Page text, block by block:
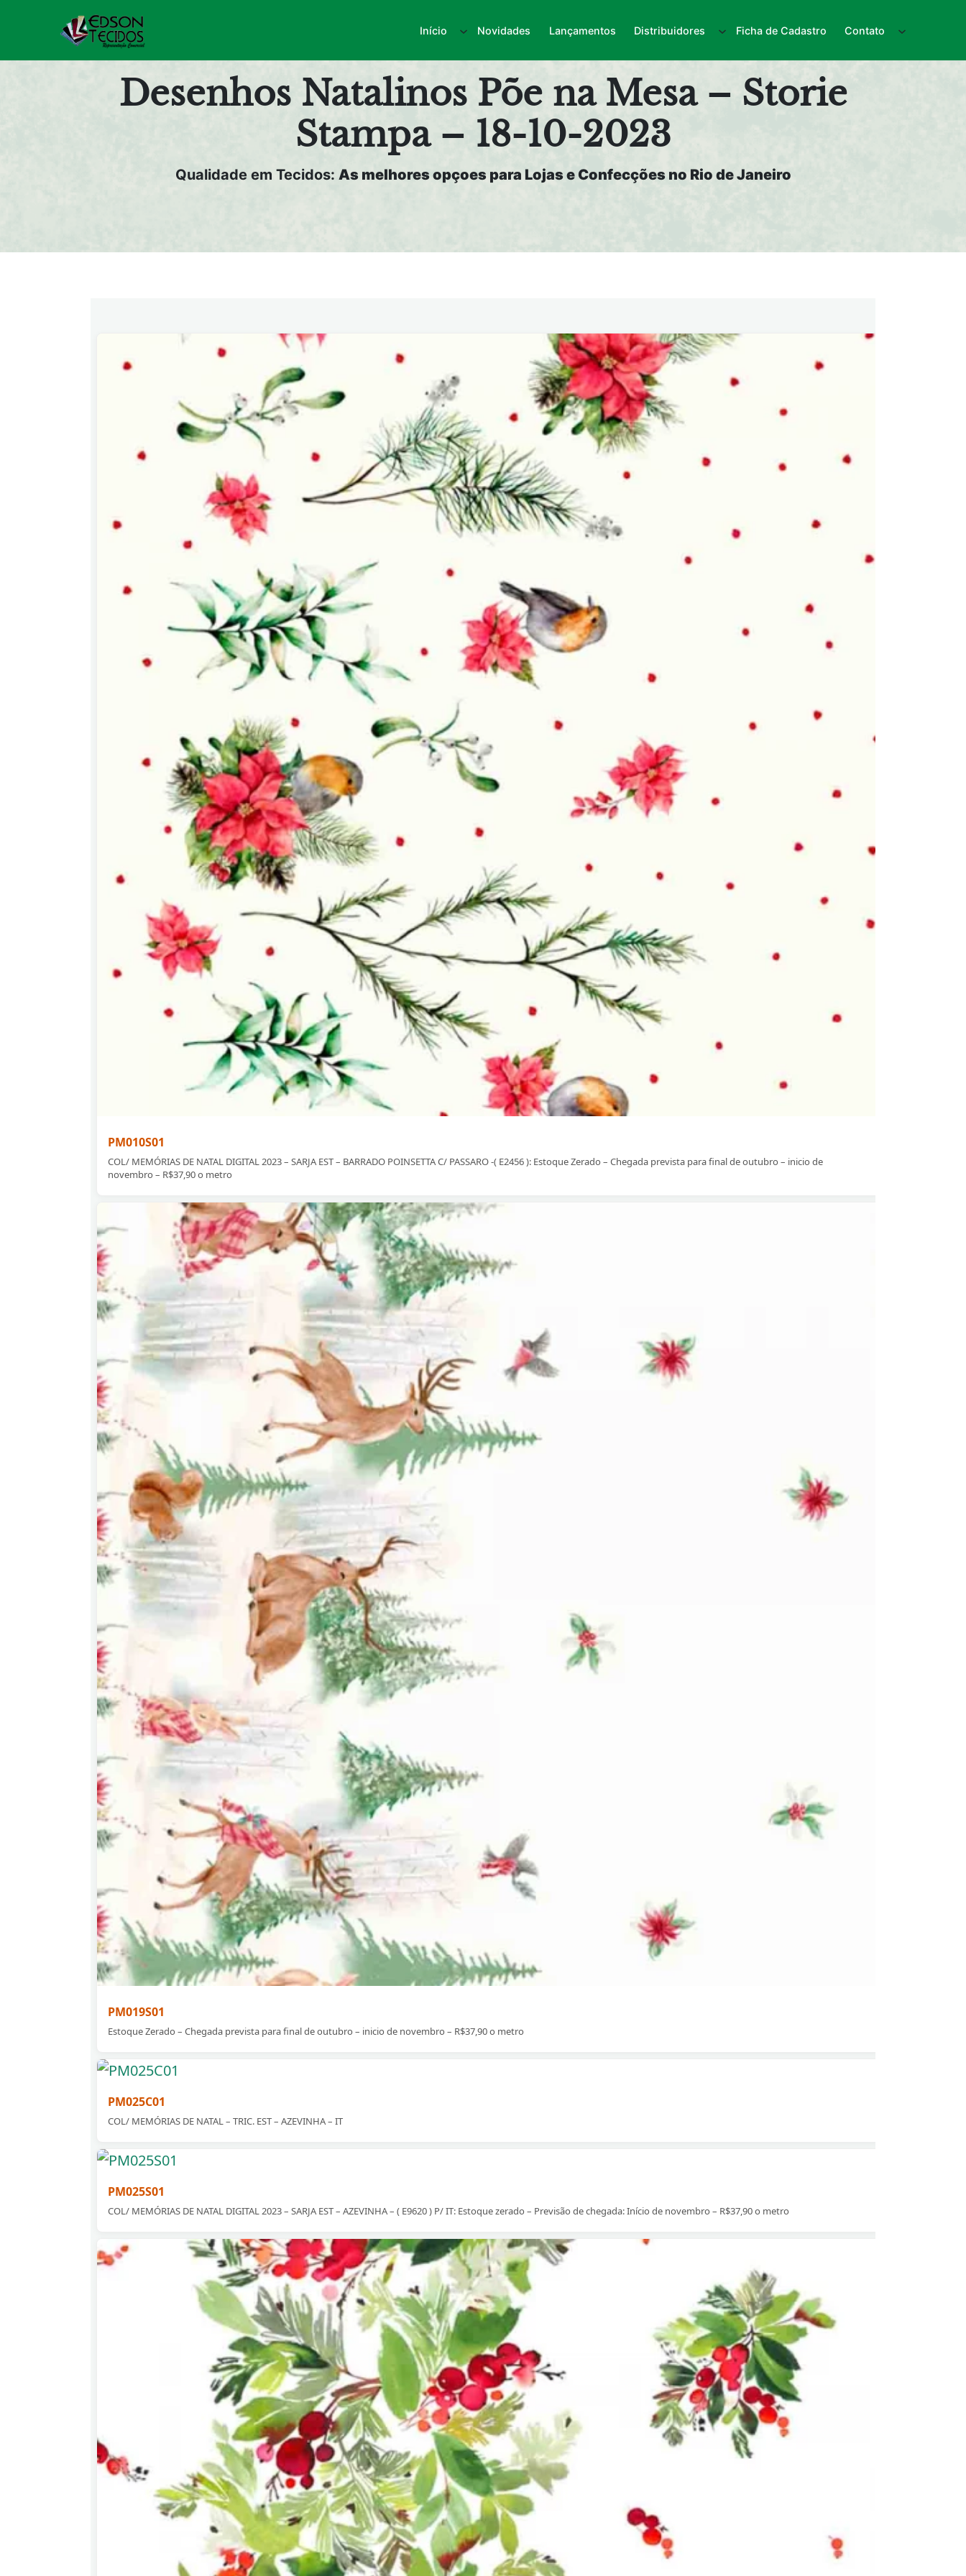
o
Início Novidades Lançamentos Distribuidores Ficha de Cadastro Contato
Desenhos Natalinos Põe na Mesa – Storie
Stampa – 18-10-2023
Qualidade em Tecidos: As melhores opçoes para Lojas e Confecções no Rio de Janeiro
PM010S01
COL/ MEMÓRIAS DE NATAL DIGITAL 2023 – SARJA EST – BARRADO POINSETTA C/ PASSARO -( E2456 ): Estoque Zerado – Chegada prevista para final de outubro – inicio de
novembro – R$37,90 o metro
PM019S01
Estoque Zerado – Chegada prevista para final de outubro – inicio de novembro – R$37,90 o metro
PM025C01
COL/ MEMÓRIAS DE NATAL – TRIC. EST – AZEVINHA – IT
PM025S01
COL/ MEMÓRIAS DE NATAL DIGITAL 2023 – SARJA EST – AZEVINHA – ( E9620 ) P/ IT: Estoque zerado – Previsão de chegada: Início de novembro – R$37,90 o metro